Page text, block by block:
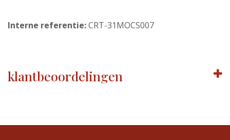
Interne referentie:CRT-31MOCS007
klantbeoordelingen